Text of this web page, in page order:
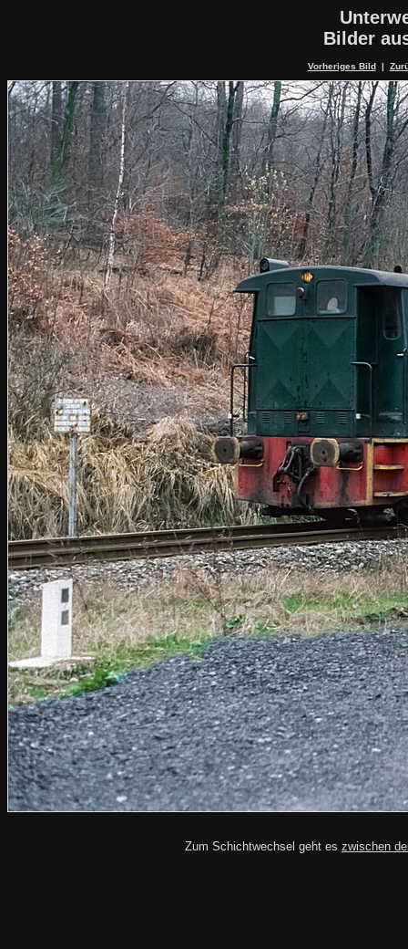
Bilder
Vorheriges Bild
Zum Schichtwechsel geht es zwischen